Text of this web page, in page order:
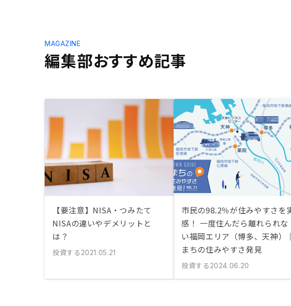
編集部おすすめ記事
MAGAZINE
【要注意】NISA・つみたて
NISAの違いやデメリットと
は？
投資する 2021.05.21
市民の98.2％が住みやすさを
感！ 一度住んだら離れられな
い福岡エリア（博多、天神）｜
まちの住みやすさ発見
投資する 2024.06.20